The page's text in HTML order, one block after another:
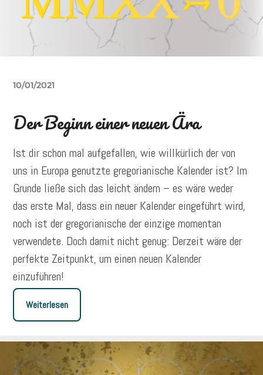
10/01/2021
Der Beginn einer neuen Ära
Ist dir schon mal aufgefallen, wie willkürlich der von
uns in Europa genutzte gregorianische Kalender ist? Im
Grunde ließe sich das leicht ändern – es wäre weder
das erste Mal, dass ein neuer Kalender eingeführt wird,
noch ist der gregorianische der einzige momentan
verwendete. Doch damit nicht genug: Derzeit wäre der
perfekte Zeitpunkt, um einen neuen Kalender
einzuführen!
Weiterlesen